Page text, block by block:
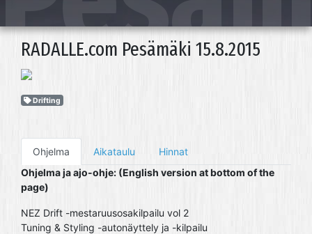
RADALLE.com Pesämäki 15.8.2015
Drifting
Ohjelma Aikataulu
Hinnat
Ohjelma ja ajo-ohje: (English version at bottom of the
page)
NEZ Drift -mestaruusosakilpailu vol 2
Tuning & Styling -autonäyttely ja -kilpailu